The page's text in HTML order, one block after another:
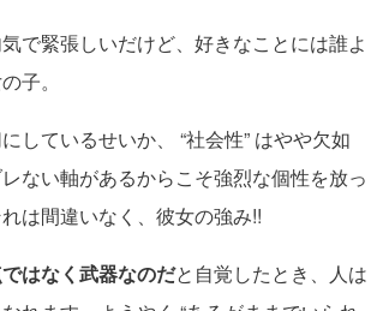
で緊張しいだけど、好きなことには誰よ
子。
しているせいか、 “社会性” はやや欠如
ない軸があるからこそ強烈な個性を放っ
は間違いなく、彼女の強み!!
はなく武器なのだと自覚したとき、人は